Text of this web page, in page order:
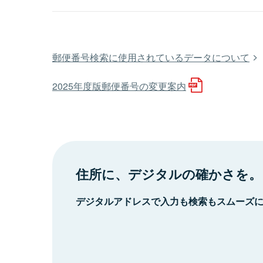
郵便番号検索に使用されているデータについて
2025年度版郵便番号の変更案内
住所に、デジタルの確かさを。
デジタルアドレスで入力も検索もスムーズ